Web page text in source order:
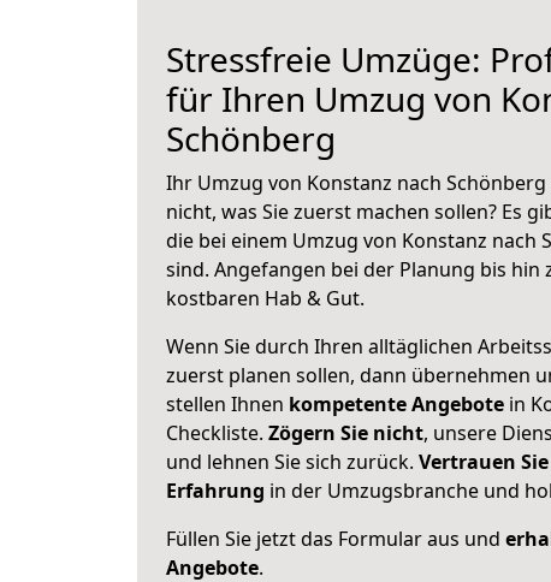
Stressfreie Umzüge:
für Ihren Umzug von
Schönberg
Ihr Umzug von Konstanz nach
nicht, was Sie zuerst machen sollen? Es
die bei einem Umzug von Konstanz nach
sind. Angefangen bei der Planung bis hin
kostbaren Hab & Gut.
Wenn Sie durch Ihren alltäglichen
zuerst planen sollen, dann übernehmen
stellen Ihnen kompetente Angebote in
Checkliste. Zögern Sie nicht, unsere
und lehnen Sie sich zurück. Vertrauen
Erfahrung in der Umzugsbranche und
Füllen Sie jetzt das Formular aus und
Angebote.